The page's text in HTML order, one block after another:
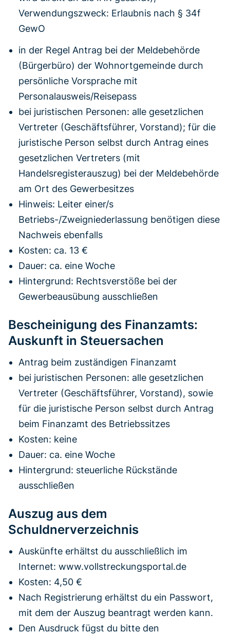
Verwendungszweck: Erlaubnis nach § 34f
GewO
in der Regel Antrag bei der Meldebehörde
(Bürgerbüro) der Wohnortgemeinde durch
persönliche Vorsprache mit
Personalausweis/Reisepass
bei juristischen Personen: alle gesetzlichen
Vertreter (Geschäftsführer, Vorstand); für die
juristische Person selbst durch Antrag eines
gesetzlichen Vertreters (mit
Handelsregisterauszug) bei der Meldebehörde
am Ort des Gewerbesitzes
Hinweis: Leiter einer/s
Betriebs-/Zweigniederlassung benötigen diese
Nachweis ebenfalls
Kosten: ca. 13 €
Dauer: ca. eine Woche
Hintergrund: Rechtsverstöße bei der
Gewerbeausübung ausschließen
Bescheinigung des Finanzamts:
Auskunft in Steuersachen
Antrag beim zuständigen Finanzamt
bei juristischen Personen: alle gesetzlichen
Vertreter (Geschäftsführer, Vorstand), sowie
für die juristische Person selbst durch Antrag
beim Finanzamt des Betriebssitzes
Kosten: keine
Dauer: ca. eine Woche
Hintergrund: steuerliche Rückstände
ausschließen
Auszug aus dem
Schuldnerverzeichnis
Auskünfte erhältst du ausschließlich im
Internet: www.vollstreckungsportal.de
Kosten: 4,50 €
Nach Registrierung erhältst du ein Passwort,
mit dem der Auszug beantragt werden kann.
Den Ausdruck fügst du bitte den